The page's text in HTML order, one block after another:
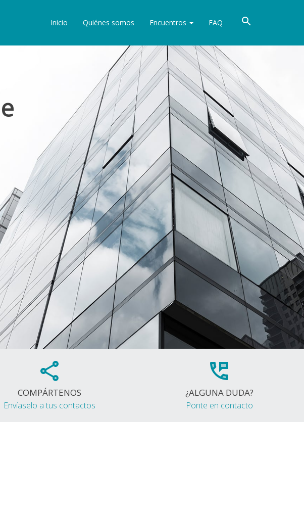
Inicio Quiénes somos Encuentros FAQ
COMPÁRTENOS
Envíaselo a tus contactos
¿ALGUNA DUDA?
Ponte en contacto